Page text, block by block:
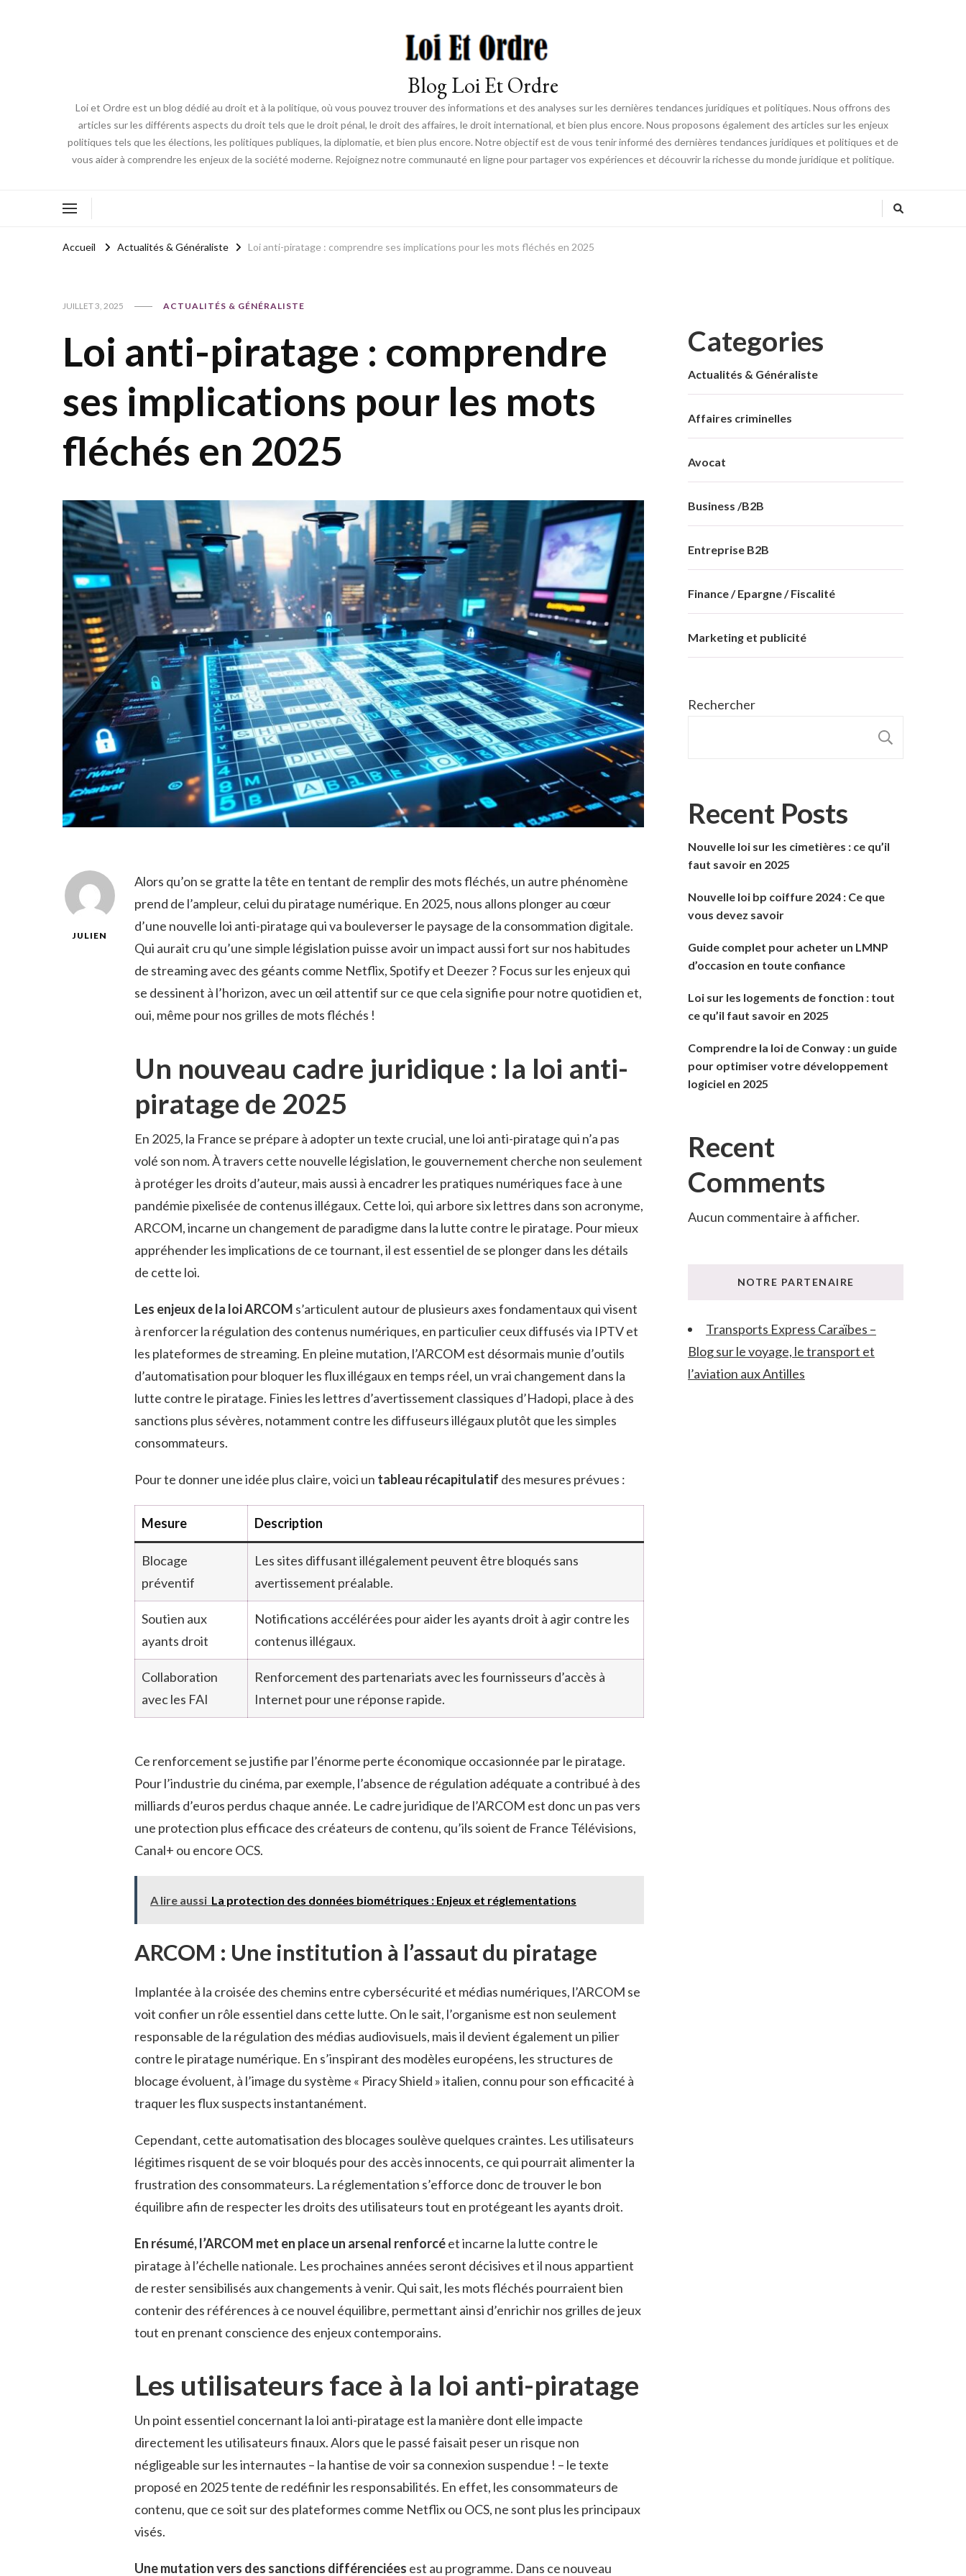
Blog Loi Et Ordre
Loi et Ordre est un blog dédié au droit et à la politique, où vous pouvez trouver des informations et des analyses sur les dernières tendances juridiques et politiques. Nous offrons des
articles sur les différents aspects du droit tels que le droit pénal, le droit des affaires, le droit international, et bien plus encore. Nous proposons également des articles sur les enjeux
politiques tels que les élections, les politiques publiques, la diplomatie, et bien plus encore. Notre objectif est de vous tenir informé des dernières tendances juridiques et politiques et de
vous aider à comprendre les enjeux de la société moderne. Rejoignez notre communauté en ligne pour partager vos expériences et découvrir la richesse du monde juridique et politique.
Accueil Actualités & Généraliste Loi anti-piratage : comprendre ses implications pour les mots fléchés en 2025
JUILLET 3, 2025 ACTUALITÉS & GÉNÉRALISTE
Loi anti-piratage : comprendre
ses implications pour les mots
fléchés en 2025
JULIEN
Alors qu’on se gratte la tête en tentant de remplir des mots fléchés, un autre phénomène
prend de l’ampleur, celui du piratage numérique. En 2025, nous allons plonger au cœur
d’une nouvelle loi anti-piratage qui va bouleverser le paysage de la consommation digitale.
Qui aurait cru qu’une simple législation puisse avoir un impact aussi fort sur nos habitudes
de streaming avec des géants comme Netflix, Spotify et Deezer ? Focus sur les enjeux qui
se dessinent à l’horizon, avec un œil attentif sur ce que cela signifie pour notre quotidien et,
oui, même pour nos grilles de mots fléchés !
Un nouveau cadre juridique : la loi anti-
piratage de 2025
En 2025, la France se prépare à adopter un texte crucial, une loi anti-piratage qui n’a pas
volé son nom. À travers cette nouvelle législation, le gouvernement cherche non seulement
à protéger les droits d’auteur, mais aussi à encadrer les pratiques numériques face à une
pandémie pixelisée de contenus illégaux. Cette loi, qui arbore six lettres dans son acronyme,
ARCOM, incarne un changement de paradigme dans la lutte contre le piratage. Pour mieux
appréhender les implications de ce tournant, il est essentiel de se plonger dans les détails
de cette loi.
Les enjeux de la loi ARCOM s’articulent autour de plusieurs axes fondamentaux qui visent
à renforcer la régulation des contenus numériques, en particulier ceux diffusés via IPTV et
les plateformes de streaming. En pleine mutation, l’ARCOM est désormais munie d’outils
d’automatisation pour bloquer les flux illégaux en temps réel, un vrai changement dans la
lutte contre le piratage. Finies les lettres d’avertissement classiques d’Hadopi, place à des
sanctions plus sévères, notamment contre les diffuseurs illégaux plutôt que les simples
consommateurs.
Pour te donner une idée plus claire, voici un tableau récapitulatif des mesures prévues :
Mesure Description
Blocage
préventif
Les sites diffusant illégalement peuvent être bloqués sans
avertissement préalable.
Soutien aux
ayants droit
Notifications accélérées pour aider les ayants droit à agir contre les
contenus illégaux.
Collaboration
avec les FAI
Renforcement des partenariats avec les fournisseurs d’accès à
Internet pour une réponse rapide.
Ce renforcement se justifie par l’énorme perte économique occasionnée par le piratage.
Pour l’industrie du cinéma, par exemple, l’absence de régulation adéquate a contribué à des
milliards d’euros perdus chaque année. Le cadre juridique de l’ARCOM est donc un pas vers
une protection plus efficace des créateurs de contenu, qu’ils soient de France Télévisions,
Canal+ ou encore OCS.
A lire aussi La protection des données biométriques : Enjeux et réglementations
ARCOM : Une institution à l’assaut du piratage
Implantée à la croisée des chemins entre cybersécurité et médias numériques, l’ARCOM se
voit confier un rôle essentiel dans cette lutte. On le sait, l’organisme est non seulement
responsable de la régulation des médias audiovisuels, mais il devient également un pilier
contre le piratage numérique. En s’inspirant des modèles européens, les structures de
blocage évoluent, à l’image du système « Piracy Shield » italien, connu pour son efficacité à
traquer les flux suspects instantanément.
Cependant, cette automatisation des blocages soulève quelques craintes. Les utilisateurs
légitimes risquent de se voir bloqués pour des accès innocents, ce qui pourrait alimenter la
frustration des consommateurs. La réglementation s’efforce donc de trouver le bon
équilibre afin de respecter les droits des utilisateurs tout en protégeant les ayants droit.
En résumé, l’ARCOM met en place un arsenal renforcéet incarne la lutte contre le
piratage à l’échelle nationale. Les prochaines années seront décisives et il nous appartient
de rester sensibilisés aux changements à venir. Qui sait, les mots fléchés pourraient bien
contenir des références à ce nouvel équilibre, permettant ainsi d’enrichir nos grilles de jeux
tout en prenant conscience des enjeux contemporains.
Les utilisateurs face à la loi anti-piratage
Un point essentiel concernant la loi anti-piratage est la manière dont elle impacte
directement les utilisateurs finaux. Alors que le passé faisait peser un risque non
négligeable sur les internautes – la hantise de voir sa connexion suspendue ! – le texte
proposé en 2025 tente de redéfinir les responsabilités. En effet, les consommateurs de
contenu, que ce soit sur des plateformes comme Netflix ou OCS, ne sont plus les principaux
visés.
Une mutation vers des sanctions différenciées est au programme. Dans ce nouveau
Categories
Actualités & Généraliste
Affaires criminelles
Avocat
Business /B2B
Entreprise B2B
Finance / Epargne / Fiscalité
Marketing et publicité
Rechercher
Recent Posts
Nouvelle loi sur les cimetières : ce qu’il
faut savoir en 2025
Nouvelle loi bp coiffure 2024 : Ce que
vous devez savoir
Guide complet pour acheter un LMNP
d’occasion en toute confiance
Loi sur les logements de fonction : tout
ce qu’il faut savoir en 2025
Comprendre la loi de Conway : un guide
pour optimiser votre développement
logiciel en 2025
Recent
Comments
Aucun commentaire à afficher.
NOTRE PARTENAIRE
Transports Express Caraïbes –
Blog sur le voyage, le transport et
l’aviation aux Antilles